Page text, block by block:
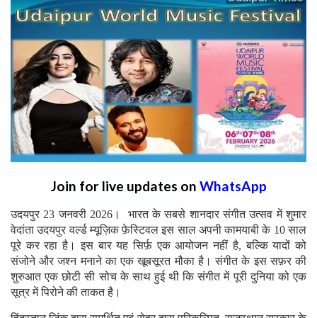
Join for live updates on WhatsApp
उदयपुर 23 जनवरी 2026। भारत के सबसे शानदार संगीत उत्सव में शुमार
वेदांता उदयपुर वर्ल्ड म्यूज़िक फ़ेस्टिवल इस साल अपनी कामयाबी के 10 साल
पूरे कर रहा है। इस बार यह सिर्फ़ एक आयोजन नहीं है, बल्कि यादों को
संजोने और जश्न मनाने का एक खूबसूरत मौका है। संगीत के इस सफ़र की
शुरुआत एक छोटी सी सोच के साथ हुई थी कि संगीत में पूरी दुनिया को एक
सूत्र में पिरोने की ताकत है।